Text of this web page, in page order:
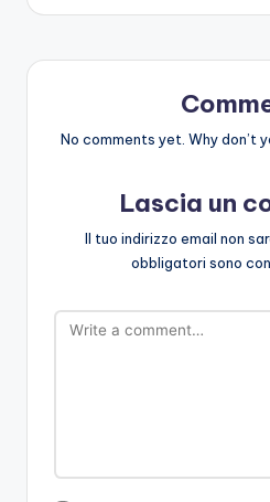
No comments yet. Why don’t
Lascia un
Il tuo indirizzo email non
obbligatori sono